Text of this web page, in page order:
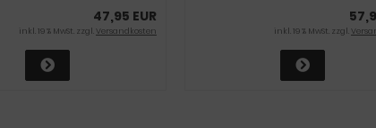
47,95 EUR
inkl. 19 % MwSt. zzgl.Versandkosten inkl. 19 % MwSt. zzgl.